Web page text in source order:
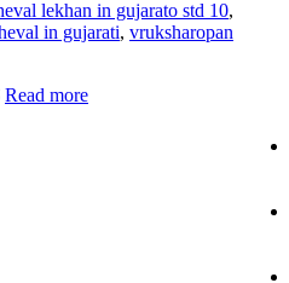
lekhan in gujarato std 10,
in gujarati, vruksharopan
Read more